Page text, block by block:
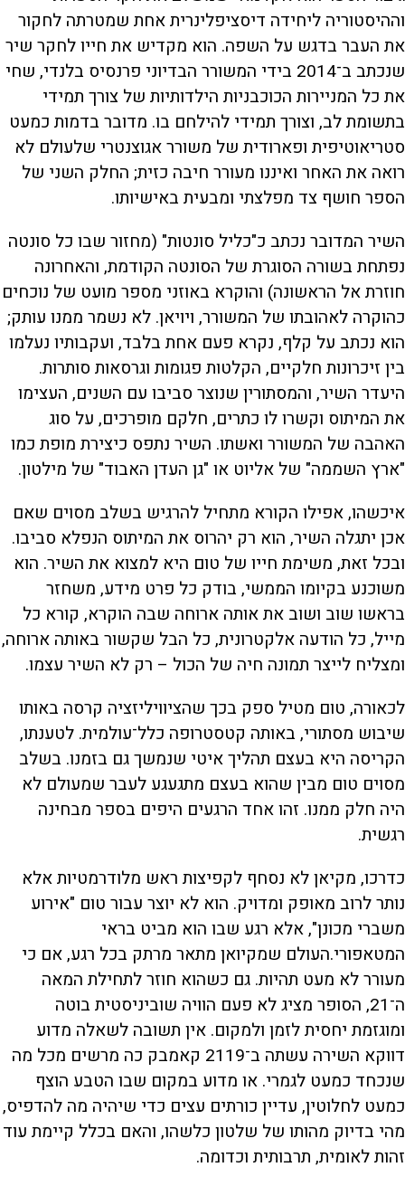
וההיסטוריה ליחידה דיסציפלינרית אחת שמטרתה לחקור
את העבר בדגש על השפה. הוא מקדיש את חייו לחקר שיר
שנכתב ב־2014 בידי המשורר הבדיוני פרנסיס בלנדי, שחי
את כל המניירות הכוכבניות הילדותיות של צורך תמידי
בתשומת לב, וצורך תמידי להילחם בו. מדובר בדמות כמעט
סטריאוטיפית ופארודית של משורר אגוצנטרי שלעולם לא
רואה את האחר ואיננו מעורר חיבה כזית; החלק השני של
הספר חושף צד מפלצתי ומבעית באישיותו.
השיר המדובר נכתב כ"כליל סונטות" (מחזור שבו כל סונטה
נפתחת בשורה הסוגרת של הסונטה הקודמת, והאחרונה
חוזרת אל הראשונה) והוקרא באוזני מספר מועט של נוכחים
כהוקרה לאהובתו של המשורר, ויויאן. לא נשמר ממנו עותק;
הוא נכתב על קלף, נקרא פעם אחת בלבד, ועקבותיו נעלמו
בין זיכרונות חלקיים, הקלטות פגומות וגרסאות סותרות.
היעדר השיר, והמסתורין שנוצר סביבו עם השנים, העצימו
את המיתוס וקשרו לו כתרים, חלקם מופרכים, על סוג
האהבה של המשורר ואשתו. השיר נתפס כיצירת מופת כמו
"ארץ השממה" של אליוט או "גן העדן האבוד" של מילטון.
איכשהו, אפילו הקורא מתחיל להרגיש בשלב מסוים שאם
אכן יתגלה השיר, הוא רק יהרוס את המיתוס הנפלא סביבו.
ובכל זאת, משימת חייו של טום היא למצוא את השיר. הוא
משוכנע בקיומו הממשי, בודק כל פרט מידע, משחזר
בראשו שוב ושוב את אותה ארוחה שבה הוקרא, קורא כל
מייל, כל הודעה אלקטרונית, כל הבל שקשור באותה ארוחה,
ומצליח לייצר תמונה חיה של הכול – רק לא השיר עצמו.
לכאורה, טום מטיל ספק בכך שהציוויליזציה קרסה באותו
שיבוש מסתורי, באותה קטסטרופה כלל־עולמית. לטענתו,
הקריסה היא בעצם תהליך איטי שנמשך גם בזמנו. בשלב
מסוים טום מבין שהוא בעצם מתגעגע לעבר שמעולם לא
היה חלק ממנו. זהו אחד הרגעים היפים בספר מבחינה
רגשית.
כדרכו, מקיאן לא נסחף לקפיצות ראש מלודרמטיות אלא
נותר לרוב מאופק ומדויק. הוא לא יוצר עבור טום "אירוע
משברי מכונן", אלא רגע שבו הוא מביט בראי
המטאפורי.העולם שמקיואן מתאר מרתק בכל רגע, אם כי
מעורר לא מעט תהיות. גם כשהוא חוזר לתחילת המאה
ה־21, הסופר מציג לא פעם הוויה שוביניסטית בוטה
ומוגזמת יחסית לזמן ולמקום. אין תשובה לשאלה מדוע
דווקא השירה עשתה ב־2119 קאמבק כה מרשים מכל מה
שנכחד כמעט לגמרי. או מדוע במקום שבו הטבע הוצף
כמעט לחלוטין, עדיין כורתים עצים כדי שיהיה מה להדפיס,
מהי בדיוק מהותו של שלטון כלשהו, והאם בכלל קיימת עוד
זהות לאומית, תרבותית וכדומה.